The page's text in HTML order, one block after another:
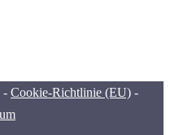
- Cookie-Richtlinie (EU) -